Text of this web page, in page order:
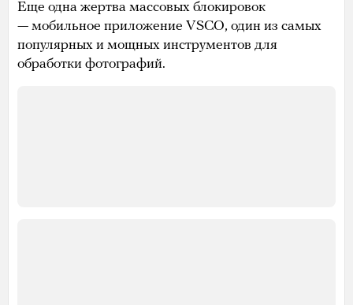
Еще одна жертва массовых блокировок
— мобильное приложение VSCO, один из самых
популярных и мощных инструментов для
обработки фотографий.